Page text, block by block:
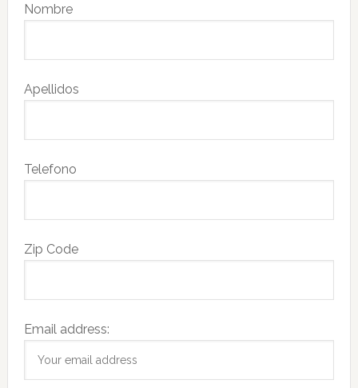
Nombre
Apellidos
Telefono
Zip Code
Email address: